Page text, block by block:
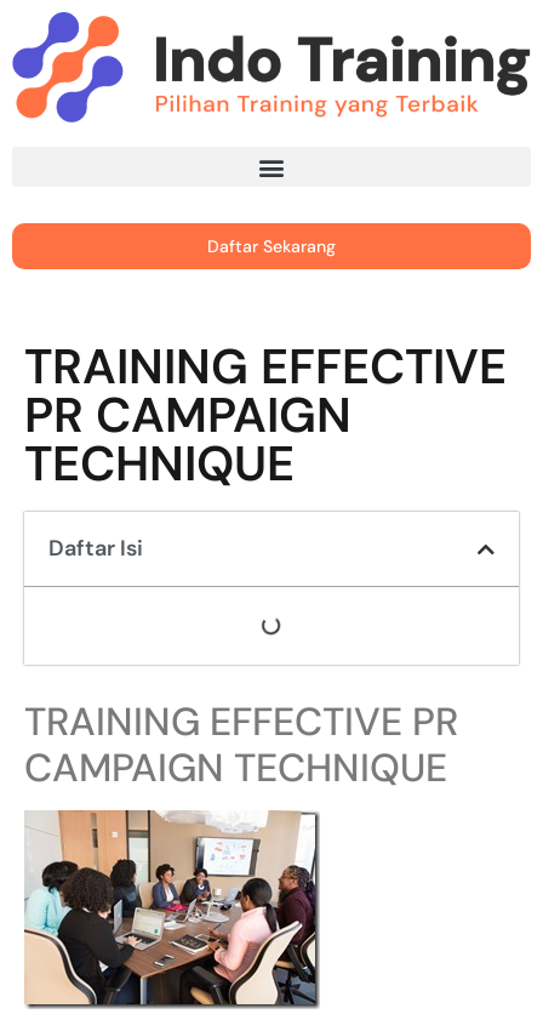
Daftar Sekarang
TRAINING EFFECTIVE
PR CAMPAIGN
TECHNIQUE
Daftar Isi
TRAINING EFFECTIVE PR
CAMPAIGN TECHNIQUE